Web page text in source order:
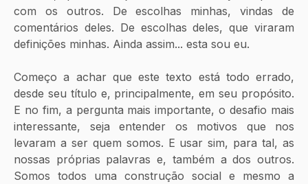
com os outros. De escolhas minhas, vindas de
comentários deles. De escolhas deles, que viraram
definições minhas. Ainda assim... esta sou eu.
Começo a achar que este texto está todo errado,
desde seu título e, principalmente, em seu propósito.
E no fim, a pergunta mais importante, o desafio mais
interessante, seja entender os motivos que nos
levaram a ser quem somos. E usar sim, para tal, as
nossas próprias palavras e, também a dos outros.
Somos todos uma construção social e mesmo a